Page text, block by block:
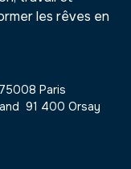
les rêves en
Paris
91 400 Orsay